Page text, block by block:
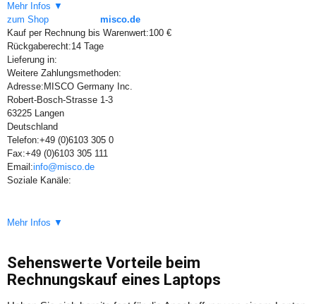
Mehr Infos ▼
zum Shop
misco.de
Kauf per Rechnung bis Warenwert:100 €
Rückgaberecht:14 Tage
Lieferung in:
Weitere Zahlungsmethoden:
Adresse: MISCO Germany Inc.
Robert-Bosch-Strasse 1-3
63225 Langen
Deutschland
Telefon:+49 (0)6103 305 0
Fax:+49 (0)6103 305 111
Email:info@misco.de
Soziale Kanäle:
Mehr Infos ▼
Sehenswerte Vorteile beim
Rechnungskauf eines Laptops